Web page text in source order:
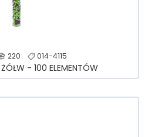
220 014-4115
- 100 ELEMENTÓW